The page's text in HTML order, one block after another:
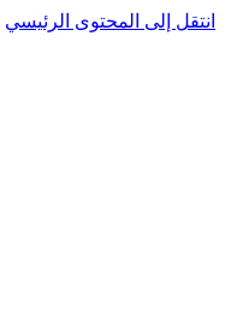
انتقل إلى المحتوى الرئيسي